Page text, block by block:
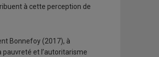
à cette perception de
Bonnefoy (2017), à
pauvreté et l’autoritarisme